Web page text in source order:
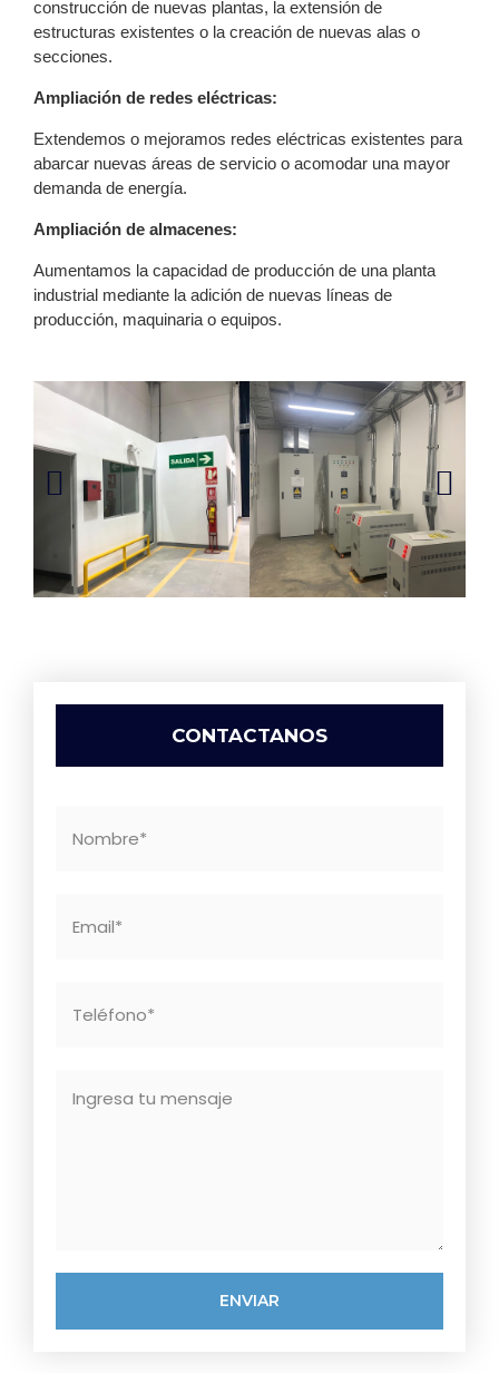
construcción de nuevas plantas, la extensión de
estructuras existentes o la creación de nuevas alas o
secciones.
Ampliación de redes eléctricas:
Extendemos o mejoramos redes eléctricas existentes para
abarcar nuevas áreas de servicio o acomodar una mayor
demanda de energía.
Ampliación de almacenes:
Aumentamos la capacidad de producción de una planta
industrial mediante la adición de nuevas líneas de
producción, maquinaria o equipos.
CONTACTANOS
ENVIAR